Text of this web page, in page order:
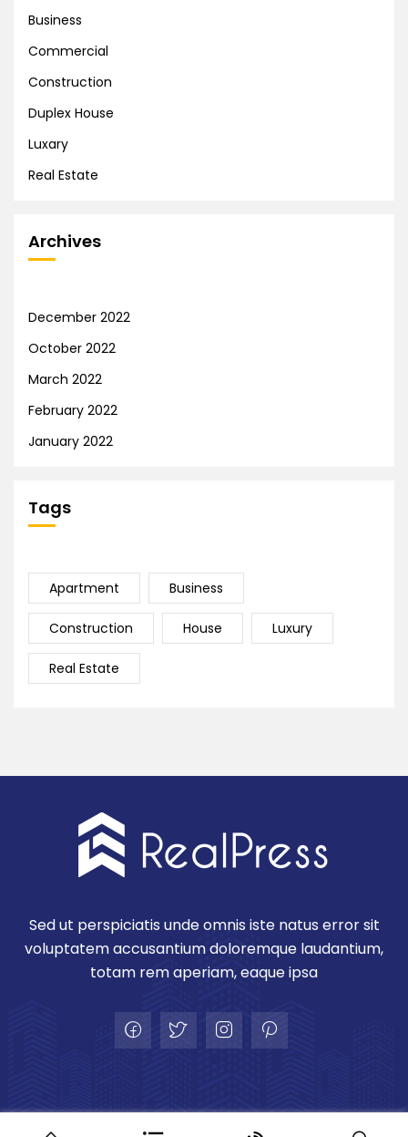
Business
Commercial
Construction
Duplex House
Luxary
Real Estate
Archives
December 2022
October 2022
March 2022
February 2022
January 2022
Tags
Apartment Business
Construction House Luxury
Real Estate
Sed ut perspiciatis unde omnis iste natus error sit
voluptatem accusantium doloremque laudantium,
totam rem aperiam, eaque ipsa